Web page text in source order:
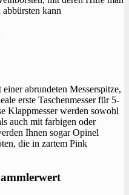
kann
abrundeten Messerspitze,
erste Taschenmesser für 5-
Klappmesser werden sowohl
auch mit farbigen oder
Ihnen sogar Opinel
die in zartem Pink